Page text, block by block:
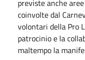
previste anche
coinvolte dal
volontari della Pro
patrocinio e la
maltempo la